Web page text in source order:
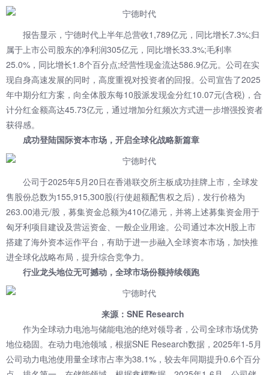
报告显示，宁德时代上半年总营收1,789亿元，同比增长7.3%;归
属于上市公司股东的净利润305亿元，同比增长33.3%;毛利率
25.0%，同比增长1.8个百分点;经营性现金流达586.9亿元。公司在实
现自身高速发展的同时，高度重视对投资者的回报。公司宣告了2025
年中期分红方案，向全体股东每10股派发现金分红10.07元(含税)，合
计分红金额高达45.73亿元，通过增加分红频次方式进一步增强投资者
获得感。
成功登陆国际资本市场，开启全球化战略新篇章
公司于2025年5月20日在香港联交所主板成功挂牌上市，全球发
售股份总数为155,915,300股(行使超额配售权之后)，发行价格为
263.00港元/股，募集资金总额为410亿港元，并将上述募集资金用于
匈牙利项目建设及营运资金、一般企业用途。公司通过本次H股上市
搭建了海外资本运作平台，有助于进一步融入全球资本市场，加快推
进全球化战略布局，提升综合竞争力。
行业龙头地位无可撼动，全球市场份额持续领跑
来源：SNE Research
作为全球动力电池与储能电池的绝对领导者，公司全球市场优势
地位稳固。在动力电池领域，根据SNE Research数据，2025年1-5月
公司动力电池使用量全球市占率为38.1%，较去年同期提升0.6个百分